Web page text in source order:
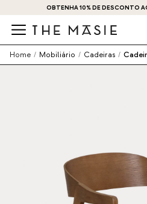
OBTENHA 10% DE DESCONTO
Home / Mobiliário / Cadeiras /